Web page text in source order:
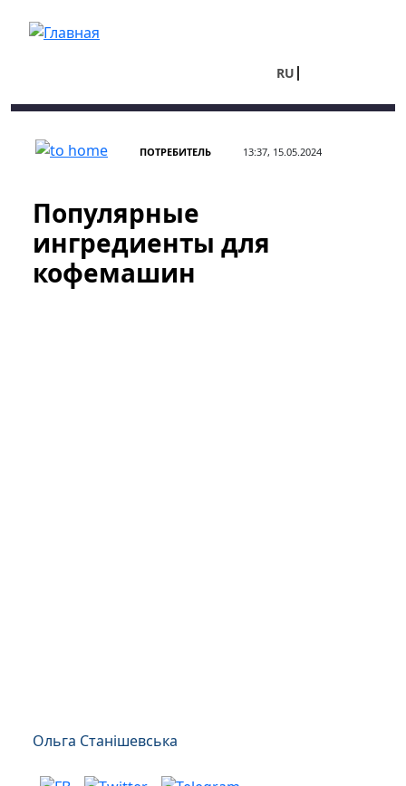
RU
ПОТРЕБИТЕЛЬ 13:37, 15.05.2024
Популярные
ингредиенты для
кофемашин
Ольга Станішевська